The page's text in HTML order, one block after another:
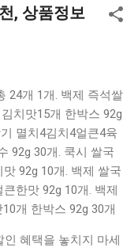
과 빠른배송 혜택을 놓
확인하기 상품 하나
결정이 많이 어려우
상세스펙 과 가격 을
추천 해드릴게요. 특
티페어링 스마트폰
500SB, 일반형, 블
, 상품정보
24개 1개. 백제 즉석쌀
치맛15개 한박스 92g
멸치4김치4얼큰4육
92g 30개. 쿡시 쌀국
92g 10개. 백제 쌀국
한맛 92g 10개. 백제
개 한박스 92g 30개
혜택을 놓치지 마세